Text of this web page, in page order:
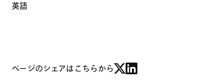
英語
ページのシェアはこちらから